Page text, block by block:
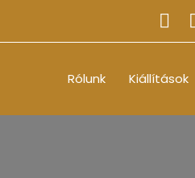
Rólunk Kiállítások